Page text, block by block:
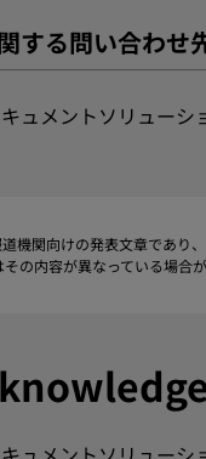
する問い合わせ
ュメントソリューシ
機関向けの発表文章であり
の内容が異なっている場合